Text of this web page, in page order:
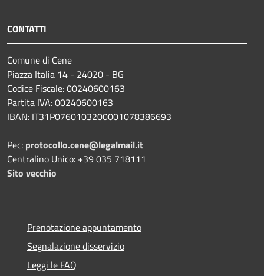
CONTATTI
Comune di Cene
Piazza Italia 14 - 24020 - BG
Codice Fiscale: 00240600163
Partita IVA: 00240600163
IBAN: IT31P0760103200001078386693
Pec: protocollo.cene@legalmail.it
Centralino Unico: +39 035 718111
Sito vecchio
Prenotazione appuntamento
Segnalazione disservizio
Leggi le FAQ